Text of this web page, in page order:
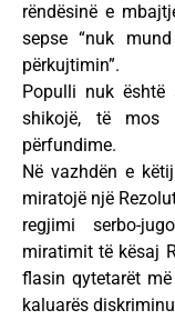
rëndësinë e
sepse “nuk
përkujtimin”.
Populli nuk
shikojë, të mos
përfundime.
Në vazhdën e
miratojë një
regjimi serbo-
miratimit të kësaj
flasin qytetarët
kaluarës